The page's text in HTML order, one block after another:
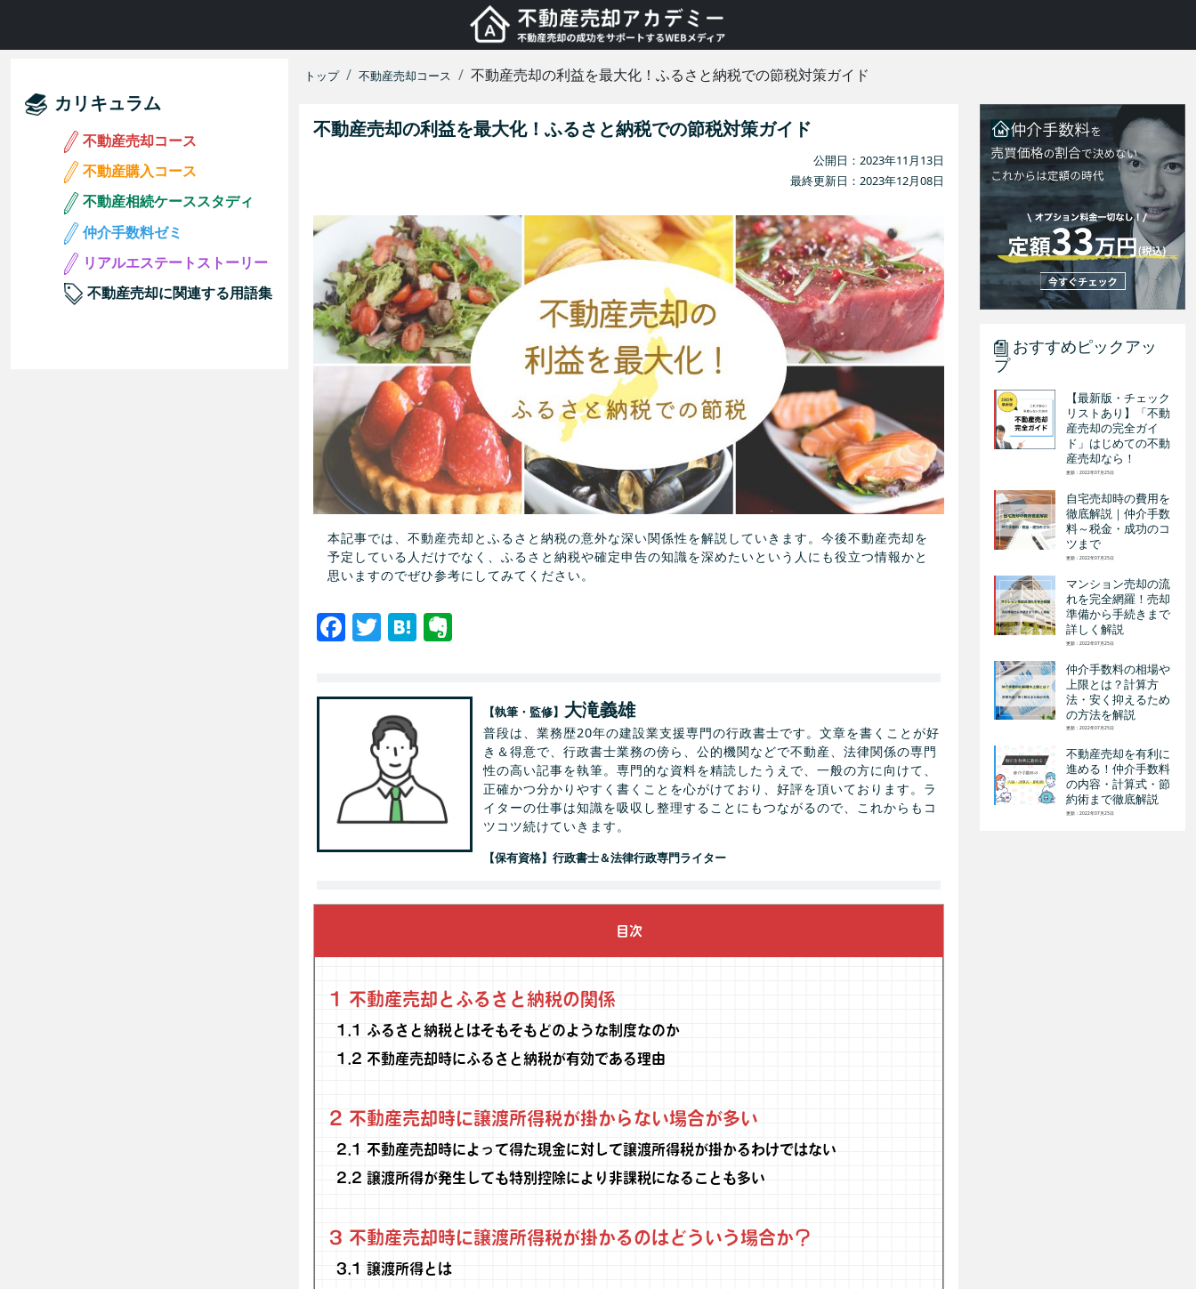
カリキュラム
不動産売却コース
不動産購入コース
不動産相続ケーススタディ
仲介手数料ゼミ
リアルエステートストーリー
不動産売却に関連する用語集
トップ 不動産売却コース 不動産売却の利益を最大化！ふるさと納税での節税対策ガイド
不動産売却の利益を最大化！ふるさと納税での節税対策ガイド
公開日：2023年11月13日
最終更新日：2023年12月08日
本記事では、不動産売却とふるさと納税の意外な深い関係性を解説していきます。今後不動産売却を
予定している人だけでなく、ふるさと納税や確定申告の知識を深めたいという人にも役立つ情報かと
思いますのでぜひ参考にしてみてください。
Facebook
TwitterHatena
【執筆・監修】 大滝義雄
普段は、業務歴20年の建設業支援専門の行政書士です。文章を書くことが好
き＆得意で、行政書士業務の傍ら、公的機関などで不動産、法律関係の専門
性の高い記事を執筆。専門的な資料を精読したうえで、一般の方に向けて、
正確かつ分かりやすく書くことを心がけており、好評を頂いております。ラ
イターの仕事は知識を吸収し整理することにもつながるので、これからもコ
ツコツ続けていきます。
【保有資格】行政書士＆法律行政専門ライター
目次
1 不動産売却とふるさと納税の関係
1.1
ふるさと納税とはそもそもどのような制度なのか
1.2 不動産売却時にふるさと納税が有効である理由
2 不動産売却時に譲渡所得税が掛からない場合が多い
2.1
不動産売却時によって得た現金に対して譲渡所得税が掛かるわけではない
2.2 譲渡所得が発生しても特別控除により非課税になることも多い
3 不動産売却時に譲渡所得税が掛かるのはどういう場合か？
3.1
譲渡所得とは
おすすめピックアッ
プ
【最新版・チェック
リストあり】「不動
産売却の完全ガイ
ド」はじめての不動
産売却なら！
更新：2022年07月25日
自宅売却時の費用を
徹底解説｜仲介手数
料～税金・成功のコ
ツまで
更新：2022年07月25日
マンション売却の流
れを完全網羅！売却
準備から手続きまで
詳しく解説
更新：2022年07月25日
仲介手数料の相場や
上限とは？計算方
法・安く抑えるため
の方法を解説
更新：2022年07月25日
不動産売却を有利に
進める！仲介手数料
の内容・計算式・節
約術まで徹底解説
更新：2022年07月25日